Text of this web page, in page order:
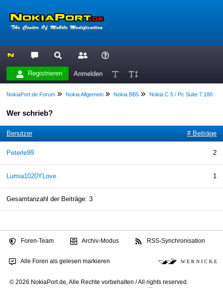
Registrieren Anmelden
NokiaPort.de Forum Nokia Allgemein Nokia BB5 Nokia C 5 / Pc Suite 7.180
Wer schrieb?
Benutzer # Beiträge
Peterle99 2
Lumia1020YLove 1
Gesamtanzahl der Beiträge: 3
Foren-Team Archiv-Modus RSS-Synchronisation
Alle Foren als gelesen markieren W E R N I C K E
© 2026 NokiaPort.de, Alle Rechte vorbehalten /All rights reserved.